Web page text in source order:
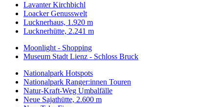
Lavanter Kirchbichl
Loacker Genusswelt
Lucknerhaus, 1.920 m
Lucknerhütte, 2.241 m
Moonlight - Shopping
Museum Stadt Lienz - Schloss Bruck
Nationalpark Hotspots
Nationalpark Ranger:innen Touren
Natur-Kraft-Weg Umbalfälle
Neue Sajathütte, 2.600 m